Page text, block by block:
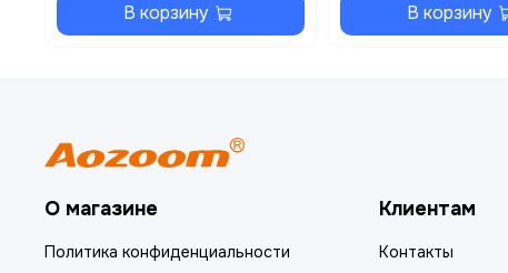
В корзину В корзину
О магазине
Политика конфиденциальности
Клиентам
Контакты